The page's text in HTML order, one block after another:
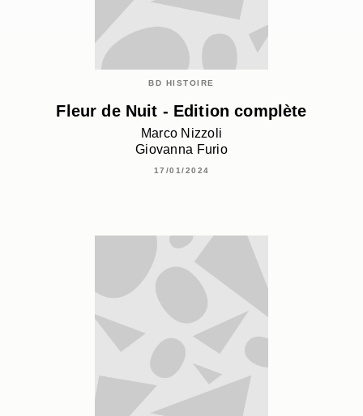
BD HISTOIRE
Fleur de Nuit - Edition complète
Marco Nizzoli
Giovanna Furio
17/01/2024